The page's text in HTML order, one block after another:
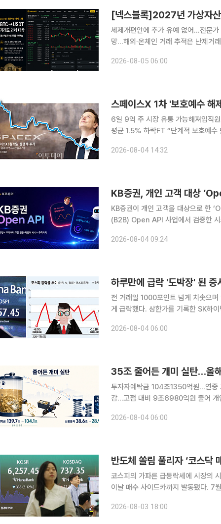
[넥스블록]2027년 가상자
세제개편안에 추가 유예 없어…전문
망…해외·온체인 거래 추적은 난제거
‘2026년 세제개편안’에 추가 과세
2026-08-05 06:00
스페이스X 1차 '보호예수
6일 9억 주 시장 유통 가능해져임직
평균 1.5% 하락FT “단계적 보호예수 만료, 고통만 길어져” 6
예수 만료일이 다가오면서 시장에선
2026-08-04 14:32
KB증권, 개인 고객 대상
KB증권이 개인 고객을 대상으로 한
(B2B) Open API 사업에서 검증한 시
고객이 직접 개발한 프로그램이나 외부
2026-08-04 09:24
하루만에 급락 '도박장' 된
전 거래일 1000포인트 넘게 치솟으
게 급락했다. 상한가를 기록한 SK하
한국거래소에 따르면 전날 코스피 지
2026-08-04 06:00
35조 줄어든 개미 실탄…올
투자자예탁금 104조1350억원…연
감…고점 대비 9조6980억원 줄어 개인투자자의 증시 대기자금이 두 달 새 35조원 넘게 줄면서 올
수 여력이 약해진 만큼 8월 증시 반등
2026-08-04 06:00
반도체 쏠림 풀리자 ‘코스
코스피의 가파른 급등락세에 시장의
이날 매수 사이드카까지 발동됐다. 7
달 새 196.82포인트(21.44%) 급락
2026-08-03 18:00